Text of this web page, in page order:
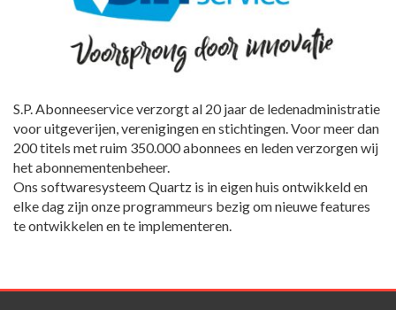
S.P. Abonneeservice verzorgt al 20 jaar de ledenadministratie
voor uitgeverijen, verenigingen en stichtingen. Voor meer dan
200 titels met ruim 350.000 abonnees en leden verzorgen wij
het abonnementenbeheer.
Ons softwaresysteem Quartz is in eigen huis ontwikkeld en
elke dag zijn onze programmeurs bezig om nieuwe features
te ontwikkelen en te implementeren.